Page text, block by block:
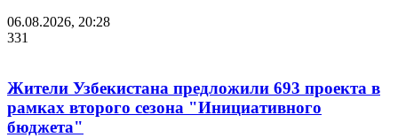
06.08.2026, 20:28
331
Жители Узбекистана предложили 693 проекта в
рамках второго сезона "Инициативного
бюджета"